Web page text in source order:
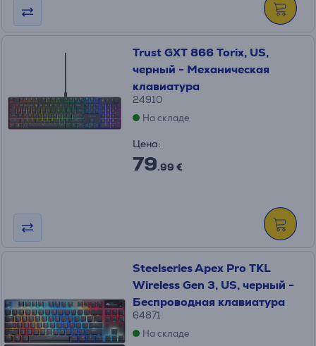
Trust GXT 866 Torix, US,
черный - Механическая
клавиатура
24910
На складе
Цена:
79.99 €
Steelseries Apex Pro TKL
Wireless Gen 3, US, черный -
Беспроводная клавиатура
64871
На складе